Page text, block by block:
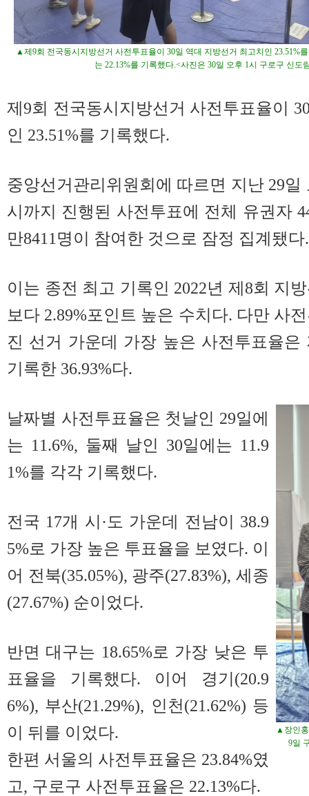
▲제9회 전국동시지방선거 사전투표율이 30일 역대 지방선거 최고치인 23.51%
는 22.13%를 기록했다.<사진은 30일 오후 1시 구로구 신도
제9회 전국동시지방선거 사전투표율이
인 23.51%를 기록했다.
중앙선거관리위원회에 따르면 지난 29일
시까지 진행된 사전투표에 전체 유권자
만8411명이 참여한 것으로 잠정 집계됐다.
이는 종전 최고 기록인 2022년 제8회 지
보다 2.89%포인트 높은 수치다. 다만 사
진 선거 가운데 가장 높은 사전투표율은
기록한 36.93%다.
▲장인홍
9일
날짜별 사전투표율은 첫날인 29일에
는 11.6%, 둘째 날인 30일에는 11.9
1%를 각각 기록했다.
전국 17개 시·도 가운데 전남이 38.9
5%로 가장 높은 투표율을 보였다. 이
어 전북(35.05%), 광주(27.83%), 세종
(27.67%) 순이었다.
반면 대구는 18.65%로 가장 낮은 투
표율을 기록했다. 이어 경기(20.9
6%), 부산(21.29%), 인천(21.62%) 등
이 뒤를 이었다.
한편 서울의 사전투표율은 23.84%였
고, 구로구 사전투표율은 22.13%다.